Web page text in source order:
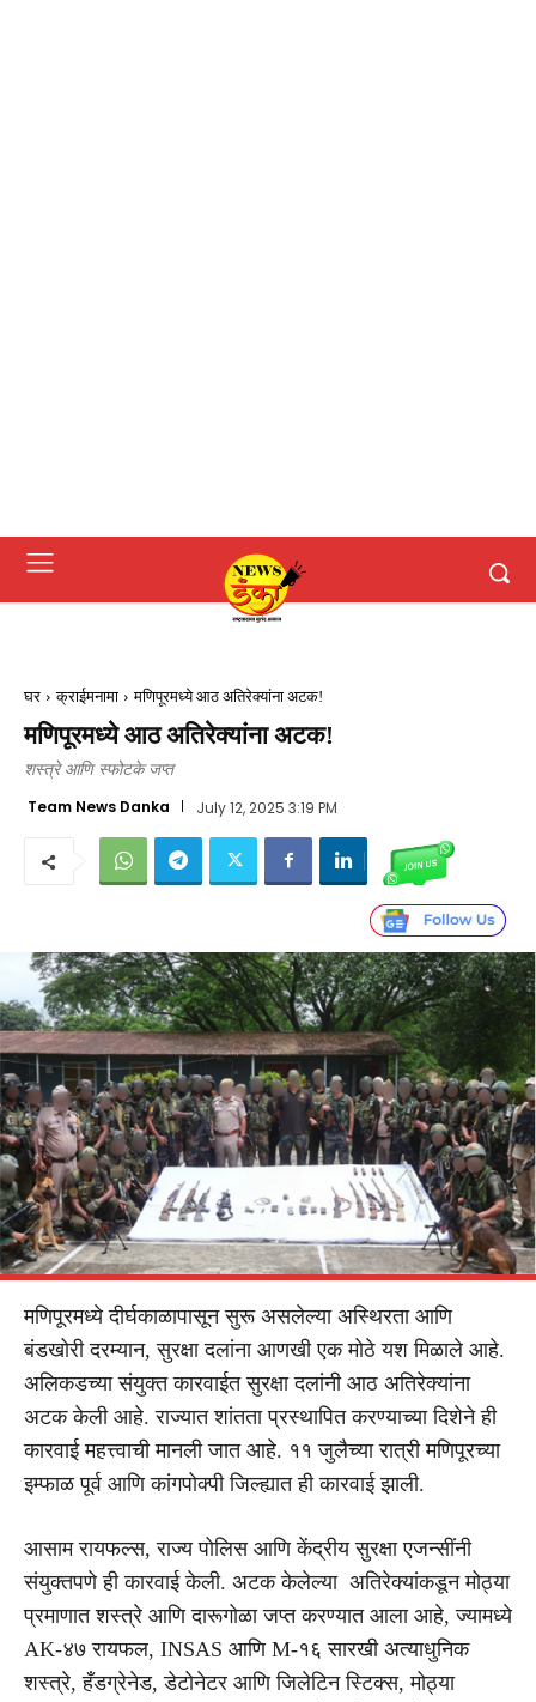
घर क्राईमनामा मणिपूरमध्ये आठ अतिरेक्यांना अटक!
मणिपूरमध्ये आठ अतिरेक्यांना अटक!
शस्त्रे आणि स्फोटके जप्त
Team News Danka July 12, 2025 3:19 PM
मणिपूरमध्ये दीर्घकाळापासून सुरू असलेल्या अस्थिरता आणि
बंडखोरी दरम्यान, सुरक्षा दलांना आणखी एक मोठे यश मिळाले आहे.
अलिकडच्या संयुक्त कारवाईत सुरक्षा दलांनी आठ अतिरेक्यांना
अटक केली आहे. राज्यात शांतता प्रस्थापित करण्याच्या दिशेने ही
कारवाई महत्त्वाची मानली जात आहे. ११ जुलैच्या रात्री मणिपूरच्या
इम्फाळ पूर्व आणि कांगपोक्पी जिल्ह्यात ही कारवाई झाली.
आसाम रायफल्स, राज्य पोलिस आणि केंद्रीय सुरक्षा एजन्सींनी
संयुक्तपणे ही कारवाई केली. अटक केलेल्या अतिरेक्यांकडून मोठ्या
प्रमाणात शस्त्रे आणि दारूगोळा जप्त करण्यात आला आहे, ज्यामध्ये
AK-४७ रायफल, INSAS आणि M-१६ सारखी अत्याधुनिक
शस्त्रे, हँडग्रेनेड, डेटोनेटर आणि जिलेटिन स्टिक्स, मोठ्या